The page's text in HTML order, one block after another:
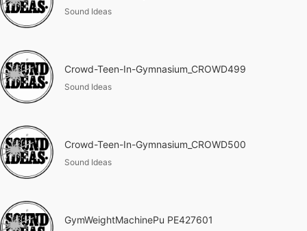
Sound Ideas
Crowd-Teen-In-Gymnasium_CROWD499
Sound Ideas
Crowd-Teen-In-Gymnasium_CROWD500
Sound Ideas
GymWeightMachinePu PE427601